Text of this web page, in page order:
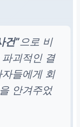
건”으로 비
괴적인 결
들에게 회
안겨주었